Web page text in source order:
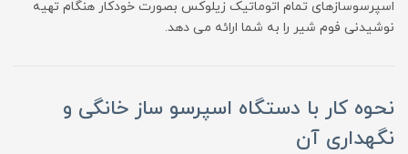
اسپرسوسازهای تمام اتوماتیک زیلوکس بصورت خودکار هنگام تهیه
نوشیدنی فوم شیر را به شما ارائه می دهد.
نحوه کار با دستگاه اسپرسو ساز خانگی و
نگهداری آن